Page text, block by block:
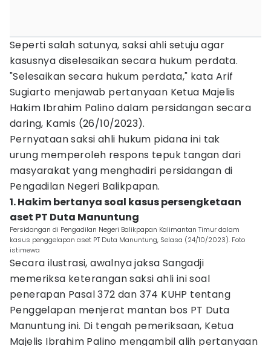
Seperti salah satunya, saksi ahli setuju agar
kasusnya diselesaikan secara hukum perdata.
"Selesaikan secara hukum perdata," kata Arif
Sugiarto menjawab pertanyaan Ketua Majelis
Hakim Ibrahim Palino dalam persidangan secara
daring, Kamis (26/10/2023).
Pernyataan saksi ahli hukum pidana ini tak
urung memperoleh respons tepuk tangan dari
masyarakat yang menghadiri persidangan di
Pengadilan Negeri Balikpapan.
1. Hakim bertanya soal kasus persengketaan
aset PT Duta Manuntung
Persidangan di Pengadilan Negeri Balikpapan Kalimantan Timur dalam
kasus penggelapan aset PT Duta Manuntung, Selasa (24/10/2023). Foto
istimewa
Secara ilustrasi, awalnya jaksa Sangadji
memeriksa keterangan saksi ahli ini soal
penerapan Pasal 372 dan 374 KUHP tentang
Penggelapan menjerat mantan bos PT Duta
Manuntung ini. Di tengah pemeriksaan, Ketua
Majelis Ibrahim Palino mengambil alih pertanyaan